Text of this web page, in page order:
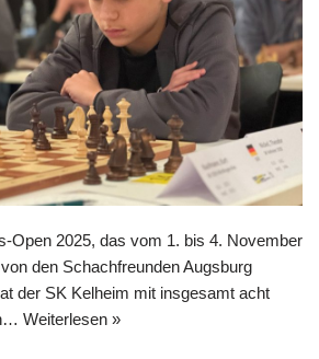
Open 2025, das vom 1. bis 4. November
den Schachfreunden Augsburg
der SK Kelheim mit insgesamt acht
Weiterlesen »